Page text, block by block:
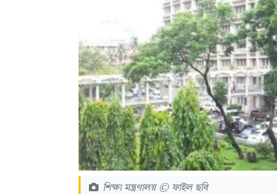
শিক্ষা মন্ত্রণালয় © ফাইল ছবি